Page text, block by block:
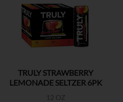
TRULY STRAWBERRY
LEMONADE SELTZER 6PK
12 OZ